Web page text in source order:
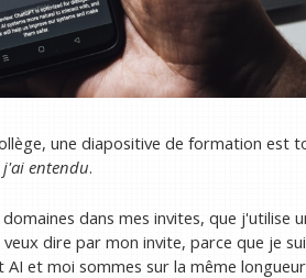
une diapositive de formation est
j'ai entendu.
dans mes invites, que j'utilise
dire par mon invite, parce que je
et moi sommes sur la même